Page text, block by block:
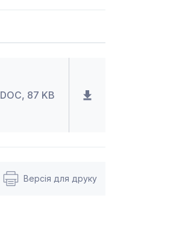
DOC, 87 KB
Версія для друку